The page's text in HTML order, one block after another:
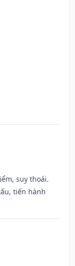
suy thoái.
tiến hành